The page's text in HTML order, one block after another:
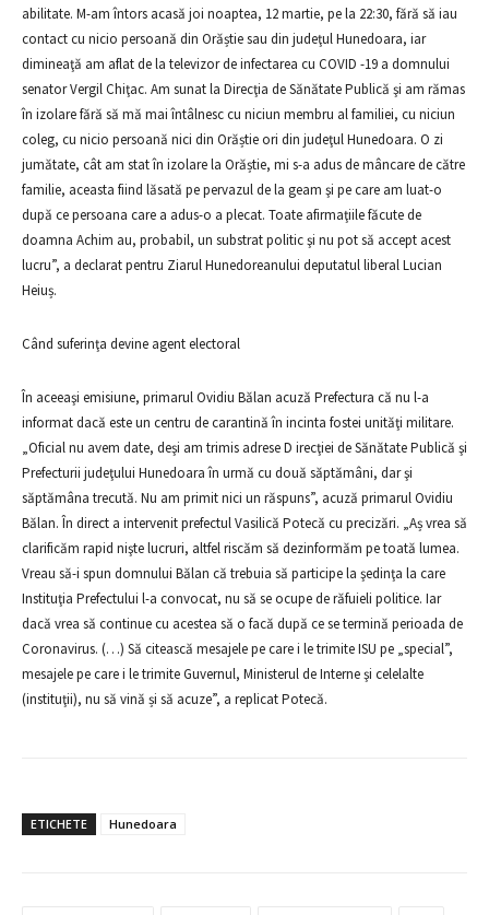
abilitate. M-am întors acasă joi noaptea, 12 martie, pe la 22:30, fără să iau
contact cu nicio persoană din Orăștie sau din judeţul Hunedoara, iar
dimineaţă am aflat de la televizor de infectarea cu COVID -19 a domnului
senator Vergil Chiţac. Am sunat la Direcţia de Sănătate Publică şi am rămas
în izolare fără să mă mai întâlnesc cu niciun membru al familiei, cu niciun
coleg, cu nicio persoană nici din Orăștie ori din judeţul Hunedoara. O zi
jumătate, cât am stat în izolare la Orăștie, mi s-a adus de mâncare de către
familie, aceasta fiind lăsată pe pervazul de la geam şi pe care am luat-o
după ce persoana care a adus-o a plecat. Toate afirmaţiile făcute de
doamna Achim au, probabil, un substrat politic şi nu pot să accept acest
lucru”, a declarat pentru Ziarul Hunedoreanului deputatul liberal Lucian
Heiuș.
Când suferinţa devine agent electoral
În aceeaşi emisiune, primarul Ovidiu Bălan acuză Prefectura că nu l-a
informat dacă este un centru de carantină în incinta fostei unităţi militare.
„Oficial nu avem date, deşi am trimis adrese D irecţiei de Sănătate Publică şi
Prefecturii judeţului Hunedoara în urmă cu două săptămâni, dar şi
săptămâna trecută. Nu am primit nici un răspuns”, acuză primarul Ovidiu
Bălan. În direct a intervenit prefectul Vasilică Potecă cu precizări. „Aș vrea să
clarificăm rapid nişte lucruri, altfel riscăm să dezinformăm pe toată lumea.
Vreau să-i spun domnului Bălan că trebuia să participe la şedinţa la care
Instituţia Prefectului l-a convocat, nu să se ocupe de răfuieli politice. Iar
dacă vrea să continue cu acestea să o facă după ce se termină perioada de
Coronavirus. (…) Să citească mesajele pe care i le trimite ISU pe „special”,
mesajele pe care i le trimite Guvernul, Ministerul de Interne şi celelalte
(instituţii), nu să vină și să acuze”, a replicat Potecă.
ETICHETE Hunedoara